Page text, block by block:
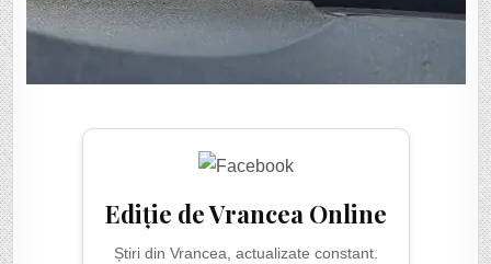
Ediție de Vrancea Online
Știri din Vrancea, actualizate constant.